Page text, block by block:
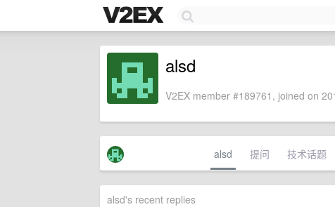
alsd
V2EX member #189761, joined on
alsd 提问 技术话题
alsd's recent replies